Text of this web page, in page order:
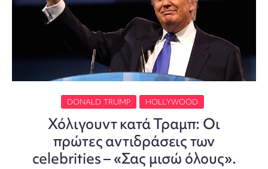
DONALD TRUMP HOLLYWOOD
Χόλιγουντ κατά Τραμπ: Οι
πρώτες αντιδράσεις των
celebrities – «Σας μισώ όλους».